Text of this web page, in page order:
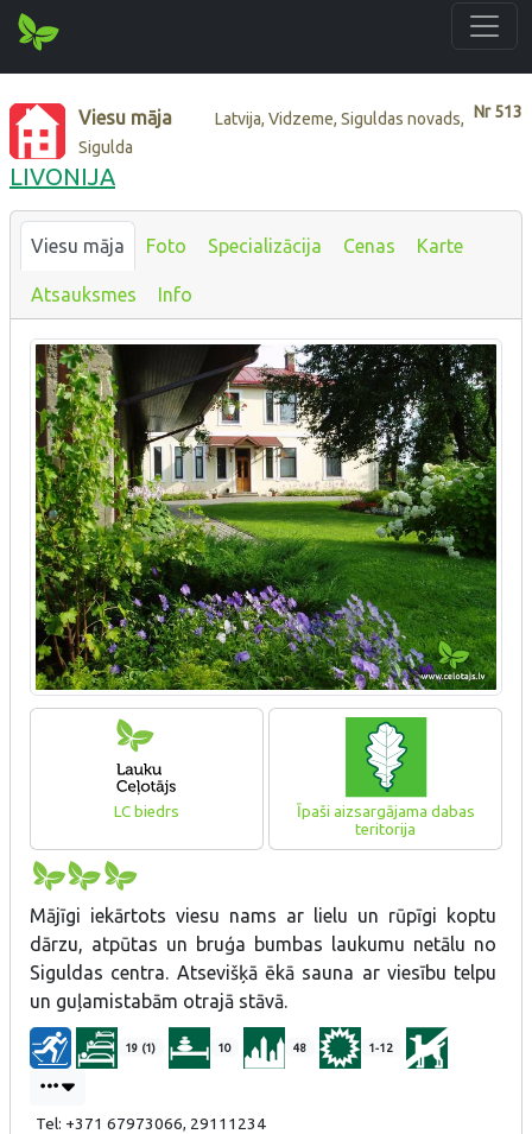
Nr513
Viesu māja
Latvija, Vidzeme, Siguldas novads,
Sigulda
LIVONIJA
Viesu māja Foto Specializācija Cenas Karte
Atsauksmes Info
LC biedrs
Īpaši aizsargājama dabas
teritorija
Mājīgi iekārtots viesu nams ar lielu un rūpīgi koptu
dārzu, atpūtas un bruģa bumbas laukumu netālu no
Siguldas centra. Atsevišķā ēkā sauna ar viesību telpu
un guļamistabām otrajā stāvā.
19 (1) 10 48 1-12
Tel: +371 67973066, 29111234